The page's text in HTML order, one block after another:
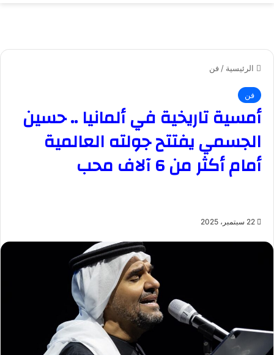
الرئيسية / فن
فن
أمسية تاريخية في ألمانيا .. حسين
الجسمي يفتتح جولته العالمية
أمام أكثر من 6 آلاف محب
22 سبتمبر، 2025